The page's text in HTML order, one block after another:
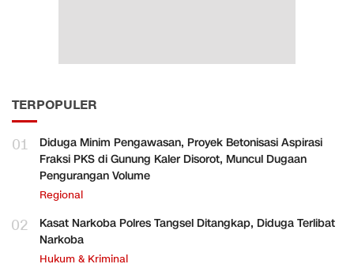
TERPOPULER
01
Diduga Minim Pengawasan, Proyek Betonisasi Aspirasi
Fraksi PKS di Gunung Kaler Disorot, Muncul Dugaan
Pengurangan Volume
Regional
02
Kasat Narkoba Polres Tangsel Ditangkap, Diduga Terlibat
Narkoba
Hukum & Kriminal